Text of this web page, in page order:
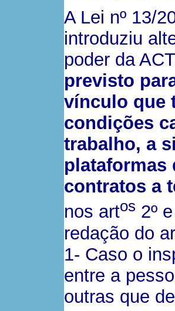
A Lei nº 13/
introduziu
poder da
previsto
vínculo que
condições
trabalho, a
plataformas
contratos a
nos artos 2º
redação do
1- Caso o
entre a
outras que